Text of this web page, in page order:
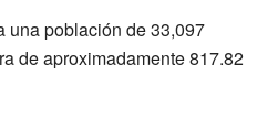
una población de 33,097
de aproximadamente 817.82